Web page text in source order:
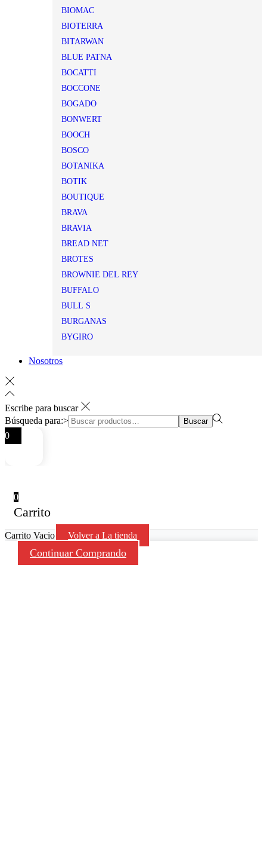
BIOMAC
BIOTERRA
BITARWAN
BLUE PATNA
BOCATTI
BOCCONE
BOGADO
BONWERT
BOOCH
BOSCO
BOTANIKA
BOTIK
BOUTIQUE
BRAVA
BRAVIA
BREAD NET
BROTES
BROWNIE DEL REY
BUFFALO
BULL S
BURGANAS
BYGIRO
Nosotros
Escribe para buscar
Búsqueda para:>
Buscar
0
0
Carrito
Carrito Vacio Volver a La tienda
Continuar Comprando